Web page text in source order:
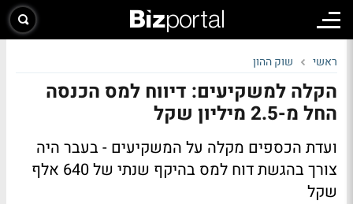
ראשי שוק ההון
הקלה למשקיעים: דיווח למס הכנסה
החל מ-2.5 מיליון שקל
ועדת הכספים מקלה על המשקיעים - בעבר היה
צורך בהגשת דוח למס בהיקף שנתי של 640 אלף
שקל